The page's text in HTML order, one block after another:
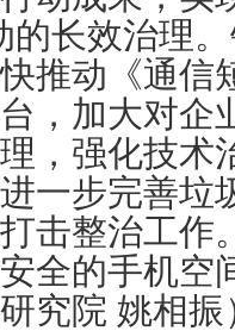
的长效治理
推动《通信
，加大对企
，强化技术
一步完善垃
击整治工作
全的手机空
究院 姚相振